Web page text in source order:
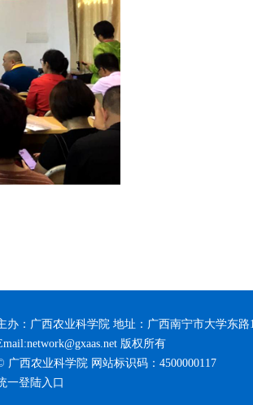
办：广西农业科学院 地址：广西南宁市大学东
版权所有
广西农业科学院 网站标识码：4500000117
一登陆入口